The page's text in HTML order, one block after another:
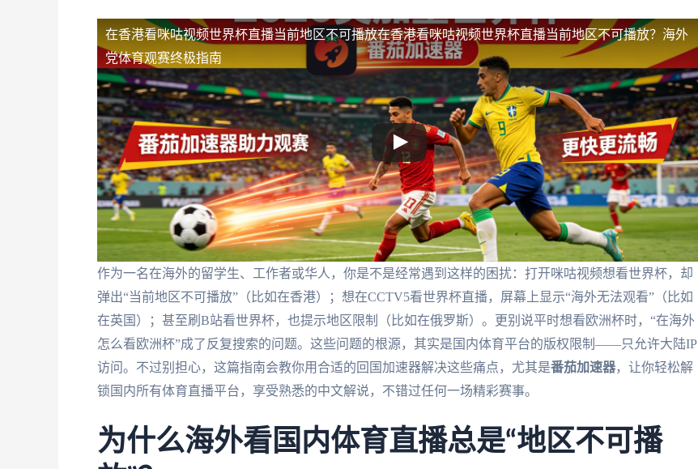
在香港看咪咕视频世界杯直播当前地区不可播放在香港看咪咕视频世界杯直播当前地区不可播放？海外
党体育观赛终极指南
作为一名在海外的留学生、工作者或华人，你是不是经常遇到这样的困扰：打开咪咕视频想看世界杯，却
弹出“当前地区不可播放”（比如在香港）；想在CCTV5看世界杯直播，屏幕上显示“海外无法观看”（比如
在英国）；甚至刷B站看世界杯，也提示地区限制（比如在俄罗斯）。更别说平时想看欧洲杯时，“在海外
怎么看欧洲杯”成了反复搜索的问题。这些问题的根源，其实是国内体育平台的版权限制——只允许大陆IP
访问。不过别担心，这篇指南会教你用合适的回国加速器解决这些痛点，尤其是番茄加速器，让你轻松解
锁国内所有体育直播平台，享受熟悉的中文解说，不错过任何一场精彩赛事。
为什么海外看国内体育直播总是“地区不可播